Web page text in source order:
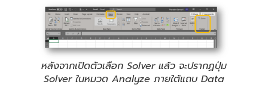
หลังจากเปิดตัวเลือก Solver แล้ว จะปรากฏปุ่ม
Solver ในหมวด Analyze ภายใต้แถบ Data